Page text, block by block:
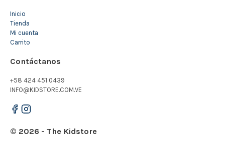
Inicio
Tienda
Mi cuenta
Carrito
Contáctanos
+58 424 451 0439
INFO@KIDSTORE.COM.VE
© 2026 - The Kidstore